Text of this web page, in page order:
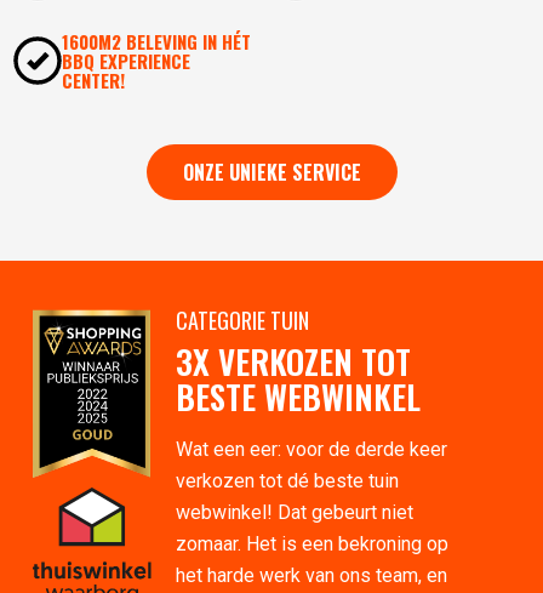
1600M2 BELEVING IN HÉT
BBQ EXPERIENCE
CENTER!
ONZE UNIEKE SERVICE
CATEGORIE TUIN
3X VERKOZEN TOT
BESTE WEBWINKEL
Wat een eer: voor de derde keer
verkozen tot dé beste tuin
webwinkel! Dat gebeurt niet
zomaar. Het is een bekroning op
het harde werk van ons team, en